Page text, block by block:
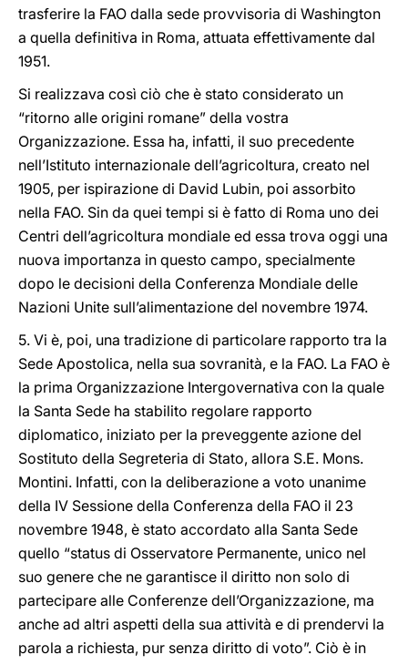
trasferire la FAO dalla sede provvisoria di Washington
a quella definitiva in Roma, attuata effettivamente dal
1951.
Si realizzava così ciò che è stato considerato un
“ritorno alle origini romane” della vostra
Organizzazione. Essa ha, infatti, il suo precedente
nell’Istituto internazionale dell’agricoltura, creato nel
1905, per ispirazione di David Lubin, poi assorbito
nella FAO. Sin da quei tempi si è fatto di Roma uno dei
Centri dell’agricoltura mondiale ed essa trova oggi una
nuova importanza in questo campo, specialmente
dopo le decisioni della Conferenza Mondiale delle
Nazioni Unite sull’alimentazione del novembre 1974.
5. Vi è, poi, una tradizione di particolare rapporto tra la
Sede Apostolica, nella sua sovranità, e la FAO. La FAO è
la prima Organizzazione Intergovernativa con la quale
la Santa Sede ha stabilito regolare rapporto
diplomatico, iniziato per la preveggente azione del
Sostituto della Segreteria di Stato, allora S.E. Mons.
Montini. Infatti, con la deliberazione a voto unanime
della IV Sessione della Conferenza della FAO il 23
novembre 1948, è stato accordato alla Santa Sede
quello “status di Osservatore Permanente, unico nel
suo genere che ne garantisce il diritto non solo di
partecipare alle Conferenze dell’Organizzazione, ma
anche ad altri aspetti della sua attività e di prendervi la
parola a richiesta, pur senza diritto di voto”. Ciò è in